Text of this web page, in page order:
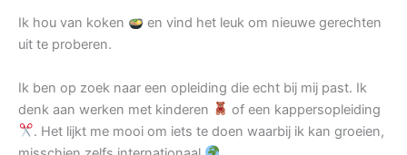
Ik hou van koken
en vind het leuk om nieuwe gerechten
uit te proberen.
Ik ben op zoek naar een opleiding die echt bij mij past. Ik
denk aan werken met kinderen
of een kappersopleiding
. Het lijkt me mooi om iets te doen waarbij ik kan groeien,